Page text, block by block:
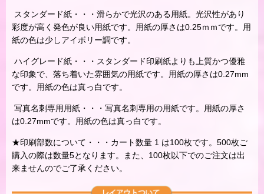
スタンダード紙・・・滑らかで光沢のある用紙。光沢性があり
彩度が高く発色が良い用紙です。用紙の厚さは0.25ｍｍです。用
紙の色は少しアイボリー調です。
ハイグレード紙・・・スタンダード印刷紙よりも上質かつ優雅
な印象で、落ち着いた雰囲気の用紙です。用紙の厚さは0.27mm
です。用紙の色は真っ白です。
写真名刺専用用紙・・・写真名刺専用の用紙です。用紙の厚さ
は0.27mmです。用紙の色は真っ白です。
★印刷部数について・・・カート数量 1 は100枚です。500枚ご
購入の際は数量5となります。また、100枚以下でのご注文は出
来ませんのでご了承ください。